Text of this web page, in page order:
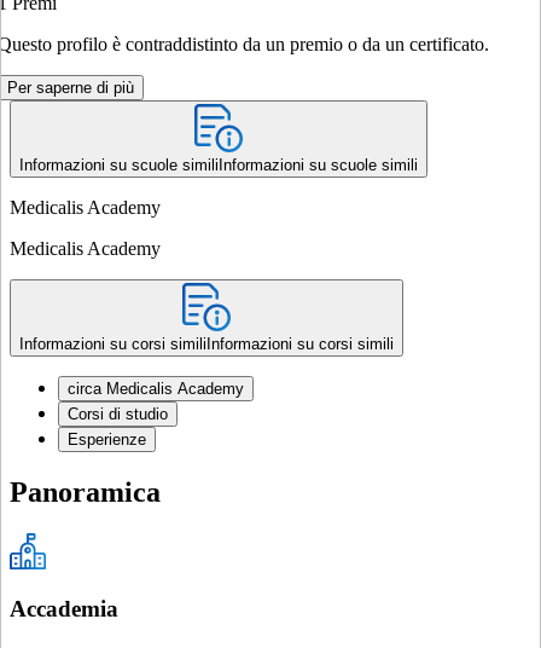
profilo è contraddistinto da un premio o da un certificato.
Per saperne di più
Informazioni su scuole simili Informazioni su scuole simili
Medicalis Academy
Medicalis Academy
Informazioni su corsi simili Informazioni su corsi simili
circa Medicalis Academy
Corsi di studio
Esperienze
Panoramica
Accademia